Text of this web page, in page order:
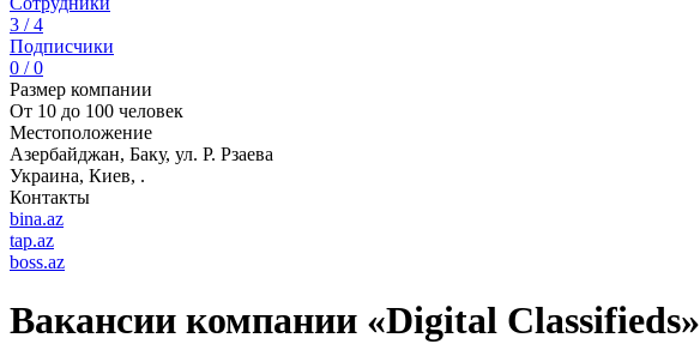
3 / 4
Подписчики
0 / 0
Размер компании
От 10 до 100 человек
Местоположение
Азербайджан, Баку, ул. Р. Рзаева
Украина, Киев, .
Контакты
bina.az
tap.az
boss.az
Вакансии компании «Digital Classifieds»